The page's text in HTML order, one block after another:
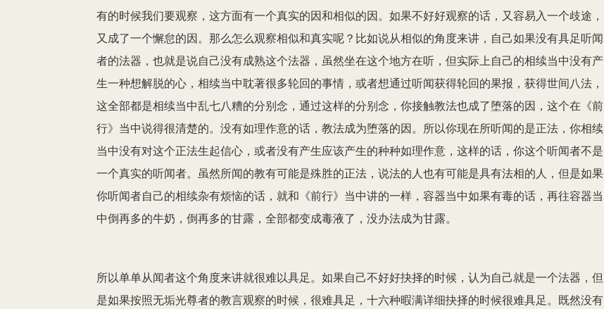
有的时候我们要观察，这方面有一个真实的因和相似的因。如果不好好观察的话，又容易入一个歧途，
又成了一个懈怠的因。那么怎么观察相似和真实呢？比如说从相似的角度来讲，自己如果没有具足听闻
者的法器，也就是说自己没有成熟这个法器，虽然坐在这个地方在听，但实际上自己的相续当中没有产
生一种想解脱的心，相续当中耽著很多轮回的事情，或者想通过听闻获得轮回的果报，获得世间八法，
这全部都是相续当中乱七八糟的分别念，通过这样的分别念，你接触教法也成了堕落的因，这个在《前
行》当中说得很清楚的。没有如理作意的话，教法成为堕落的因。所以你现在所听闻的是正法，你相续
当中没有对这个正法生起信心，或者没有产生应该产生的种种如理作意，这样的话，你这个听闻者不是
一个真实的听闻者。虽然所闻的教有可能是殊胜的正法，说法的人也有可能是具有法相的人，但是如果
你听闻者自己的相续杂有烦恼的话，就和《前行》当中讲的一样，容器当中如果有毒的话，再往容器当
中倒再多的牛奶，倒再多的甘露，全部都变成毒液了，没办法成为甘露。
所以单单从闻者这个角度来讲就很难以具足。如果自己不好好抉择的时候，认为自己就是一个法器，但
是如果按照无垢光尊者的教言观察的时候，很难具足，十六种暇满详细抉择的时候很难具足。既然没有